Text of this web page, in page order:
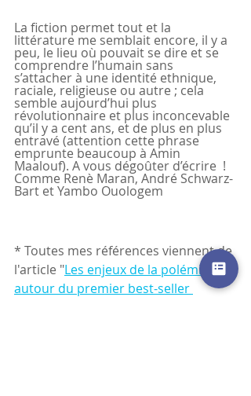
La fiction permet tout et la
littérature me semblait encore, il y a
peu, le lieu où pouvait se dire et se
comprendre l’humain sans
s’attacher à une identité ethnique,
raciale, religieuse ou autre ; cela
semble aujourd’hui plus
révolutionnaire et plus inconcevable
qu’il y a cent ans, et de plus en plus
entravé (attention cette phrase
emprunte beaucoup à Amin
Maalouf). A vous dégoûter d’écrire  !
Comme Renè Maran, André Schwarz-
Bart et Yambo Ouologem
* Toutes mes références viennent de
l'article "Les enjeux de la polémique
autour du premier best-seller